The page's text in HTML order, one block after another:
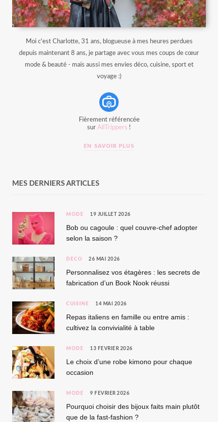
Moi c'est Charlotte, 31 ans, blogueuse à mes heures perdues
depuis maintenant 8 ans, je partage avec vous mes coups de cœur
mode & beauté - mais aussi mes envies déco, cuisine, sport et
voyage :)
Fièrement référencée
sur AllTrippers !
EN SAVOIR PLUS
MES DERNIERS ARTICLES
MODE 19 JUILLET 2026
Bob ou cagoule : quel couvre-chef adopter
selon la saison ?
DÉCO 26 MAI 2026
Personnalisez vos étagères : les secrets de
fabrication d’un Book Nook réussi
CUISINE 14 MAI 2026
Repas italiens en famille ou entre amis :
cultivez la convivialité à table
MODE 13 FÉVRIER 2026
Le choix d’une robe kimono pour chaque
occasion
MODE 9 FÉVRIER 2026
Pourquoi choisir des bijoux faits main plutôt
que de la fast-fashion ?